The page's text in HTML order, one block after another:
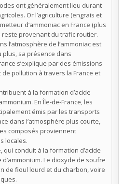
ont généralement lieu durant
Or l’agriculture (engrais et
d’ammoniac en France (plus
reste provenant du trafic routier.
l’atmosphère de l’ammoniac est
plus, sa présence dans
s’explique par des émissions
pollution à travers la France et
à la formation d’acide
En Île-de-France, les
émis par les transports
dans l’atmosphère plus courte,
composés proviennent
locales.
conduit à la formation d’acide
Le dioxyde de soufre
de fioul lourd et du charbon, voire